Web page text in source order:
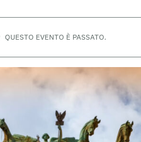
QUESTO EVENTO È PASSATO.